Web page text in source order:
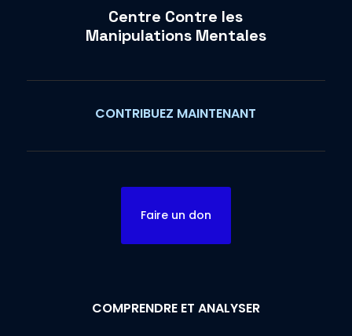
Centre Contre les
Manipulations Mentales
CONTRIBUEZ MAINTENANT
Faire un don
COMPRENDRE ET ANALYSER